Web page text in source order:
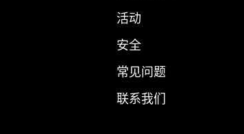
活动
安全
常见问题
联系我们